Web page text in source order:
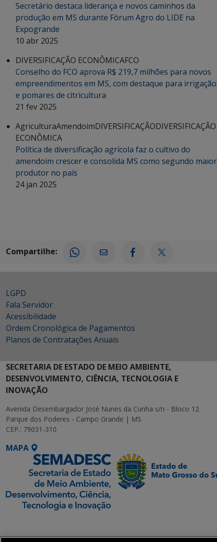
Secretário destaca liderança e novos caminhos da
produção em MS durante Fórum Agro do LIDE na
Expogrande
10 abr 2025
DIVERSIFICAÇÃO ECONÔMICAFCO
Conselho do FCO aprova R$ 219,7 milhões para novos
empreendimentos em MS, com destaque para irrigação
e pomares de citricultura
21 fev 2025
AgriculturaAmendoimDIVERSIFICAÇÃODIVERSIFICAÇÃO
ECONÔMICA
Política de diversificação agrícola faz o cultivo do
amendoim crescer e consolida MS como segundo maior
produtor no país
24 jan 2025
Compartilhe:
LGPD
Fala Servidor
Acessibilidade
Ordem Cronológica de Pagamentos
Planos de Contratações Anuais
SECRETARIA DE ESTADO DE MEIO AMBIENTE,
DESENVOLVIMENTO, CIÊNCIA, TECNOLOGIA E
INOVAÇÃO
Avenida Desembargador José Nunes da Cunha s/n - Bloco 12
Parque dos Poderes - Campo Grande | MS
CEP.: 79031-310
MAPA
Executiva de